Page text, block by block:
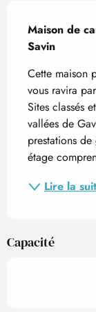
Maison de
Savin
Cette maison
vous ravira
Sites classés
vallées de
prestations
étage
Lire la
Capacité